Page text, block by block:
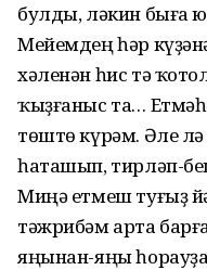
булды, ләкин быға
Мейемдең һәр
хәленән һис тә
ҡыҙғаныс та…
төштө күрәм. Әле
һаташып, тирләп-
Миңә етмеш туғыҙ
тәжрибәм арта
яңынан-яңы